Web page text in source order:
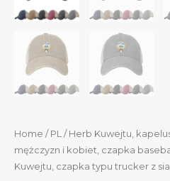
Home / PL / Herb Kuwejtu,
mężczyzn i kobiet, czapka
Kuwejtu, czapka typu trucker z